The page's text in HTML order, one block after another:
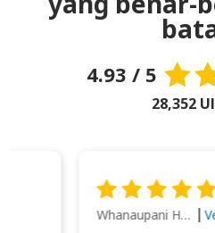
4.93 / 5
28,352
Whanaupani Henry Joseph Macown